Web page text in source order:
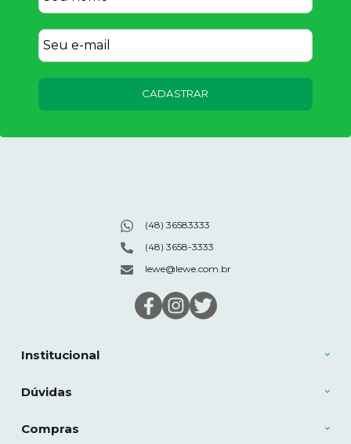
CADASTRAR
Institucional
Dúvidas
Compras
(48) 36583333
(48) 3658-3333
lewe@lewe.com.br